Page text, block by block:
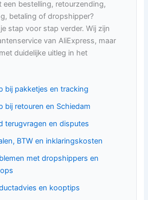
een bestelling, retourzending,
betaling of dropshipper?
stap voor stap verder. Wij zijn
van AliExpress, maar
duidelijke uitleg in het
bij pakketjes en tracking
bij retouren en Schiedam
terugvragen en disputes
BTW en inklaringskosten
met dropshippers en
en kooptips